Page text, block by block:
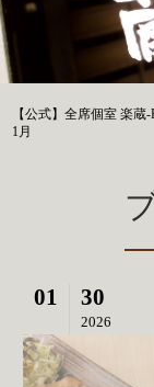
【公式】全席個室 楽蔵
1月
01 30
2026